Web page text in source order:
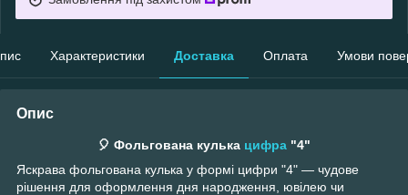
Характеристики Доставка Оплата Умови
Опис
🎈 Фольгована кулька цифра "4"
Яскрава фольгована кулька у формі цифри "4" — чудове
рішення для оформлення дня народження, ювілею чи